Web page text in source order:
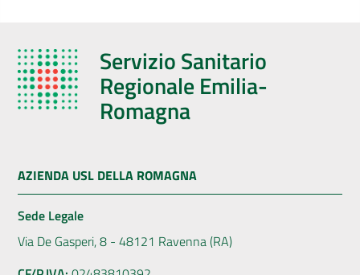
Servizio Sanitario
Regionale Emilia-
Romagna
AZIENDA USL DELLA ROMAGNA
Sede Legale
Via De Gasperi, 8 - 48121 Ravenna (RA)